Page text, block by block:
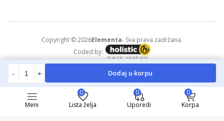
Meni
0
Lista želja
0
Uporedi
0
Korpa
- + Dodaj u korpu
Copyright © 2026Elementa- Sva prava zadržana.
Coded by: